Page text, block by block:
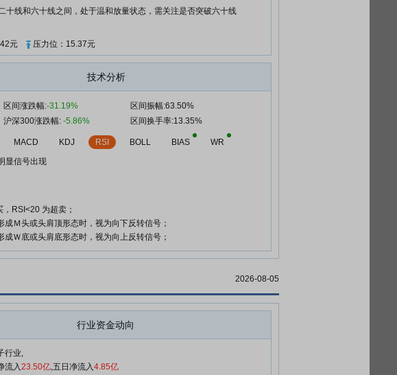
十线和六十线之间，处于温和放量状态，需关注是否突破六十线
元 压力位：15.37元
技术分析
区间涨跌幅:-31.19%
区间振幅:63.50%
沪深300涨跌幅: -5.86% 区间换手率:13.35%
MACD KDJ RSI BOLL BIAS
WR
显信号出现
，RSI<20 为超卖；
成Ｍ头或头肩顶形态时，视为向下反转信号；
成Ｗ底或头肩底形态时，视为向上反转信号；
2026-08-05
行业资金动向
行业,
流入23.50亿,五日净流入4.85亿